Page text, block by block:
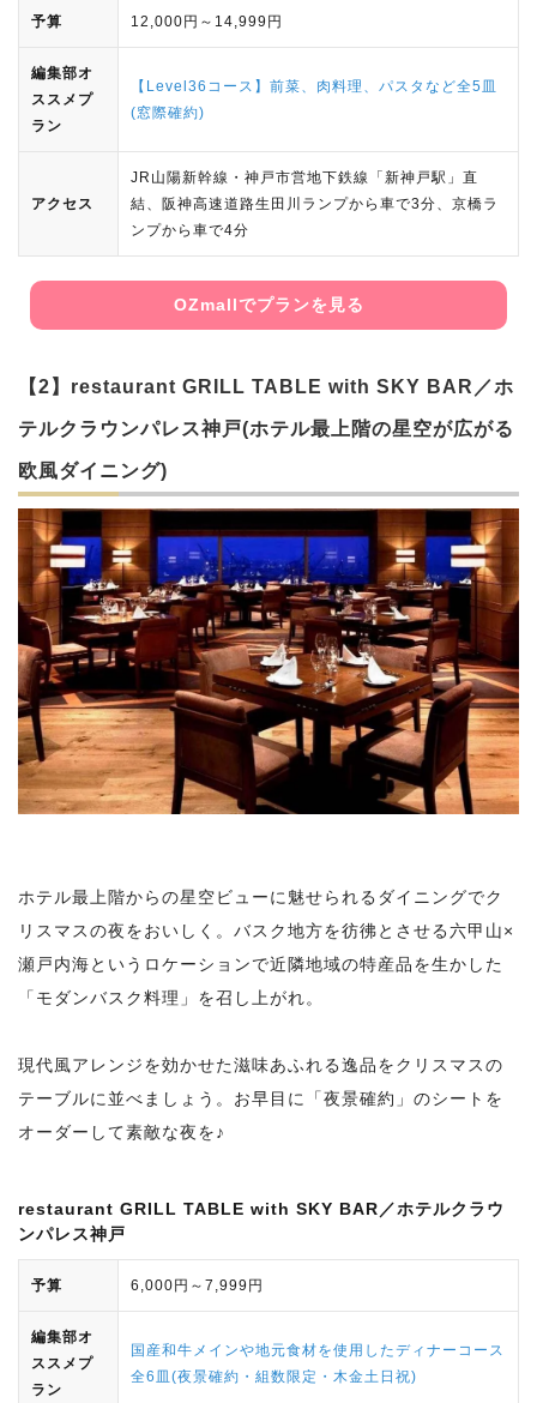
予算 12,000円～14,999円
編集部オ
ススメプ
ラン
【Level36コース】前菜、肉料理、パスタなど全5皿
(窓際確約)
アクセス
JR山陽新幹線・神戸市営地下鉄線「新神戸駅」直
結、阪神高速道路生田川ランプから車で3分、京橋ラ
ンプから車で4分
OZmallでプランを見る
【2】restaurant GRILL TABLE with SKY BAR／ホ
テルクラウンパレス神戸(ホテル最上階の星空が広がる
欧風ダイニング)
ホテル最上階からの星空ビューに魅せられるダイニングでク
リスマスの夜をおいしく。バスク地方を彷彿とさせる六甲山×
瀬戸内海というロケーションで近隣地域の特産品を生かした
「モダンバスク料理」を召し上がれ。
現代風アレンジを効かせた滋味あふれる逸品をクリスマスの
テーブルに並べましょう。お早目に「夜景確約」のシートを
オーダーして素敵な夜を♪
restaurant GRILL TABLE with SKY BAR／ホテルクラウ
ンパレス神戸
予算 6,000円～7,999円
編集部オ
ススメプ
ラン
国産和牛メインや地元食材を使用したディナーコース
全6皿(夜景確約・組数限定・木金土日祝)